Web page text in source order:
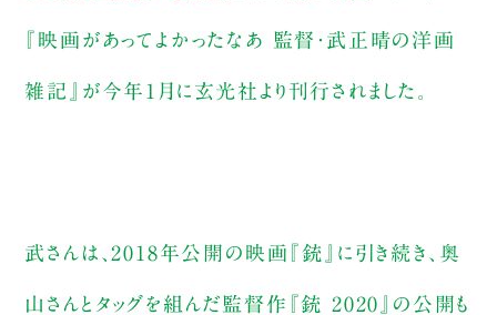
『映画があってよかったなあ 監督・武正晴の洋画
雑記』が今年1月に玄光社より刊行されました。
武さんは、2018年公開の映画『銃』に引き続き、奥
山さんとタッグを組んだ監督作『銃 2020』の公開も